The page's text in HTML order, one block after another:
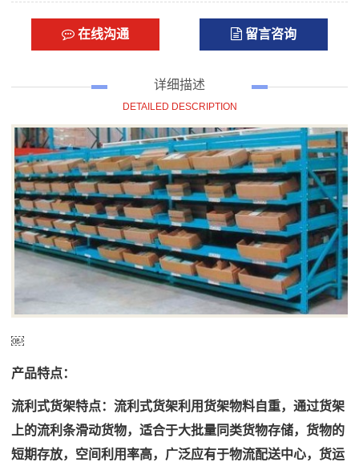
在线沟通 留言咨询
详细描述
DETAILED DESCRIPTION
￼
产品特点：
流利式货架特点：流利式货架利用货架物料自重，通过货架
上的流利条滑动货物，适合于大批量同类货物存储，货物的
短期存放，空间利用率高，广泛应有于物流配送中心，货运